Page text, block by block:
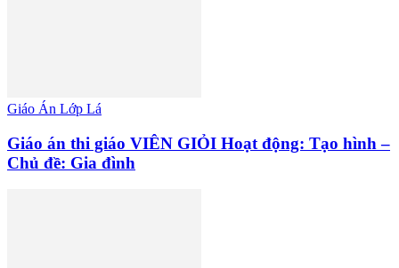
Giáo Án Lớp Lá
Giáo án thi giáo VIÊN GIỎI Hoạt động: Tạo hình –
Chủ đề: Gia đình